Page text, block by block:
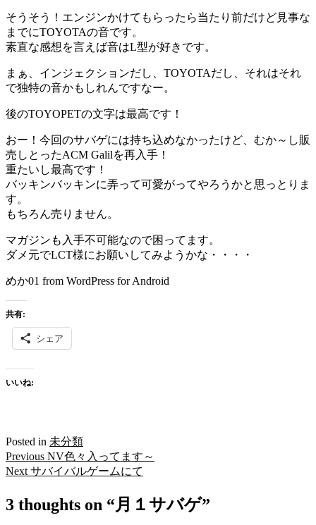
そうそう！エンジンかけてもらったら当たり前だけど見事な
までにTOYOTAの音です。
素直な感想を言えば音はL型が好きです。
まぁ、インジェクションだし、TOYOTAだし、それはそれ
で独特の音かもしれんですなー。
後のTOYOPETの文字は最高です！
おー！今回のサバゲには持ち込めなかったけど、むか～し販
売しとったACM Galilを再入手！
重たいし最高です！
バッキンバッキンに弄って可愛がってやろうかと思っとりま
す。
もちろん売りません。
マガジンも入手不可能なので困ってます。
ダメ元でLCT様にお願いしてみようかな・・・・
めか01 from WordPress for Android
共有:
シェア
いいね:
Posted in 未分類
投
稿
ナ
Previous Previous
post:
NV色々入ってます～
Next Next
サバイバルゲームにて
3 thoughts on “月１サバゲ”